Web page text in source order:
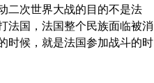
二次世界大战的目的不是法
法国，法国整个民族面临被消
时候，就是法国参加战斗的时